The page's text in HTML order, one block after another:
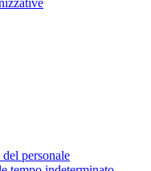
personale